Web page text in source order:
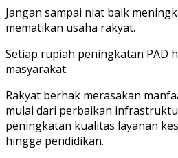
Jangan sampai niat baik
mematikan usaha rakyat.
Setiap rupiah peningkatan PAD
masyarakat.
Rakyat berhak merasakan
mulai dari perbaikan
peningkatan kualitas layanan
hingga pendidikan.